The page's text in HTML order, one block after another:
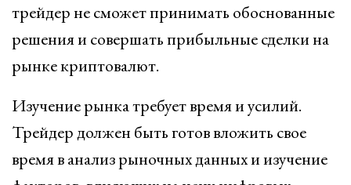
трейдер не сможет принимать обоснованные
решения и совершать прибыльные сделки на
рынке криптовалют.
Изучение рынка требует время и усилий.
Трейдер должен быть готов вложить свое
время в анализ рыночных данных и изучение